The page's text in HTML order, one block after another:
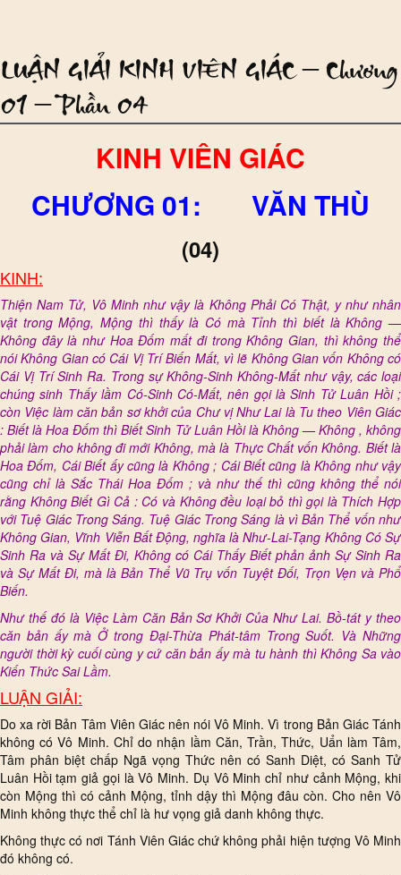
LUẬN GIẢI KINH VIÊN GIÁC – Chương
01 – Phần 04
KINH VIÊN GIÁC
CHƯƠNG 01: VĂN THÙ
(04)
KINH:
Thiện Nam Tử, Vô Minh như vậy là Không Phải Có Thật, y như nhân
vật trong Mộng, Mộng thì thấy là Có mà Tỉnh thì biết là Không —
Không đây là như Hoa Đốm mất đi trong Không Gian, thì không thể
nói Không Gian có Cái Vị Trí Biến Mất, vì lẽ Không Gian vốn Không có
Cái Vị Trí Sinh Ra. Trong sự Không-Sinh Không-Mất như vậy, các loại
chúng sinh Thấy lầm Có-Sinh Có-Mất, nên gọi là Sinh Tử Luân Hồi ;
còn Việc làm căn bản sơ khởi của Chư vị Như Lai là Tu theo Viên Giác
: Biết là Hoa Đốm thì Biết Sinh Tử Luân Hồi là Không — Không , không
phải làm cho không đi mới Không, mà là Thực Chất vốn Không. Biết là
Hoa Đốm, Cái Biết ấy cũng là Không ; Cái Biết cũng là Không như vậy
cũng chỉ là Sắc Thái Hoa Đốm ; và như thế thì cũng không thể nói
rằng Không Biết Gì Cả : Có và Không đều loại bỏ thì gọi là Thích Hợp
với Tuệ Giác Trong Sáng. Tuệ Giác Trong Sáng là vì Bản Thể vốn như
Không Gian, Vĩnh Viễn Bất Động, nghĩa là Như-Lai-Tạng Không Có Sự
Sinh Ra và Sự Mất Đi, Không có Cái Thấy Biết phản ảnh Sự Sinh Ra
và Sự Mất Đi, mà là Bản Thể Vũ Trụ vốn Tuyệt Đối, Trọn Vẹn và Phổ
Biến.
Như thế đó là Việc Làm Căn Bản Sơ Khởi Của Như Lai. Bồ-tát y theo
căn bản ấy mà Ở trong Đại-Thừa Phát-tâm Trong Suốt. Và Những
người thời kỳ cuối cùng y cứ căn bản ấy mà tu hành thì Không Sa vào
Kiến Thức Sai Lầm.
LUẬN GIẢI:
Do xa rời Bản Tâm Viên Giác nên nói Vô Minh. Vì trong Bản Giác Tánh
không có Vô Minh. Chỉ do nhận lầm Căn, Trần, Thức, Uẩn làm Tâm,
Tâm phân biệt chấp Ngã vọng Thức nên có Sanh Diệt, có Sanh Tử
Luân Hồi tạm giả gọi là Vô Minh. Dụ Vô Minh chỉ như cảnh Mộng, khi
còn Mộng thì có cảnh Mộng, tỉnh dậy thì Mộng đâu còn. Cho nên Vô
Minh không thực thể chỉ là hư vọng giả danh không thực.
Không thực có nơi Tánh Viên Giác chứ không phải hiện tượng Vô Minh
đó không có.